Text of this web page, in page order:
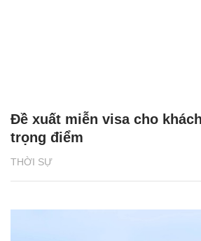
THỜI SỰ
Đề xuất miễn visa cho
trọng điểm